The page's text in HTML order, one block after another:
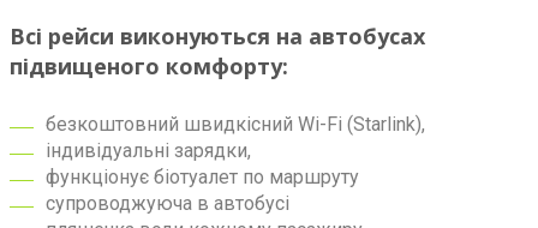
Всі рейси виконуються на автобусах
підвищеного комфорту:
безкоштовний швидкісний Wi-Fi (Starlink),
індивідуальні зарядки,
функціонує біотуалет по маршруту
супроводжуюча в автобусі